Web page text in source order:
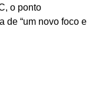
o ponto
de “um novo foco e